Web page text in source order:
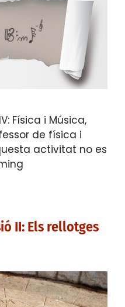
Física i Música,
de física i
activitat no es
II: Els rellotges